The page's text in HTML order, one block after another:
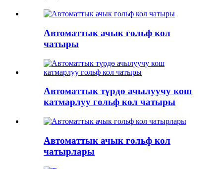
Автоматтык ачык гольф кол
чатыры
Автоматтык түрдө ачылуучу кош
катмарлуу гольф кол чатыры
Автоматтык ачык гольф кол
чатырлары